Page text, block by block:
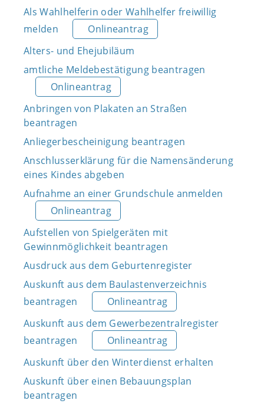
Als Wahlhelferin oder Wahlhelfer freiwillig
melden
Onlineantrag
Alters- und Ehejubiläum
amtliche Meldebestätigung beantragen
Onlineantrag
Anbringen von Plakaten an Straßen
beantragen
Anliegerbescheinigung beantragen
Anschlusserklärung für die Namensänderung
eines Kindes abgeben
Aufnahme an einer Grundschule anmelden
Onlineantrag
Aufstellen von Spielgeräten mit
Gewinnmöglichkeit beantragen
Ausdruck aus dem Geburtenregister
Auskunft aus dem Baulastenverzeichnis
beantragen
Onlineantrag
Auskunft aus dem Gewerbezentralregister
beantragen
Onlineantrag
Auskunft über den Winterdienst erhalten
Auskunft über einen Bebauungsplan
beantragen